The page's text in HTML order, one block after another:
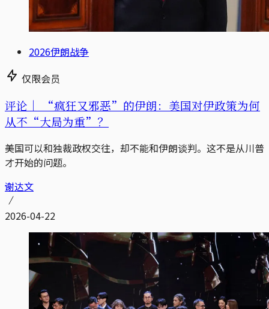
2026伊朗战争
仅限会员
评论｜
“疯狂又邪恶”的伊朗：美国对伊政策为何
从不“大局为重”？
美国可以和独裁政权交往，却不能和伊朗谈判。这不是从川普
才开始的问题。
谢达文
2026-04-22